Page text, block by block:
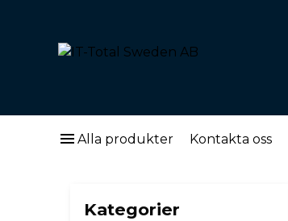
menu Alla produkter Kontakta oss
Kategorier